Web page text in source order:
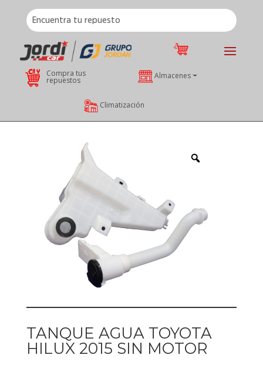
Compra tus
repuestos Almacenes
Climatización
TANQUE AGUA TOYOTA
HILUX 2015 SIN MOTOR